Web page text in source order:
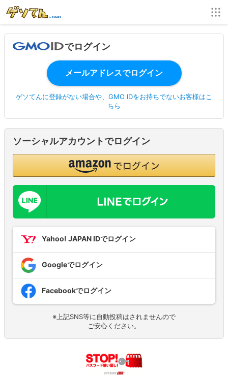
でログイン
ゲソてんに登録がない場合や、GMO IDをお持ちでないお客様はこ
ちら
ソーシャルアカウントでログイン
Yahoo! JAPAN IDでログイン
Googleでログイン
Facebookでログイン
※上記SNS等に自動投稿はされませんので
ご安心ください。